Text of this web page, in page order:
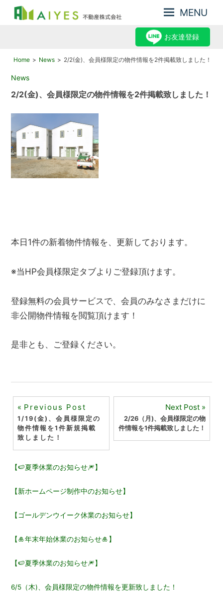
動
株
式
が
み、
か
却
力
が
あ
る
MENU
お友達登録
Home News 2/2(金)、会員様限定の物件情報を2件掲載致しました！
2024年2月2日
News
2/2(金)、会員様限定の物件情報を2件掲載致しました！
本日1件の新着物件情報を、更新しております。
※当HP会員様限定タブよりご登録頂けます。
登録無料の会員サービスで、会員のみなさまだけに
非公開物件情報を閲覧頂けます！
是非とも、ご登録ください。
投
稿
ナ
ビ
シ
ョ
ン
Previous Post
1/19(金)、会員様限定の
物件情報を1件新規掲載
致しました！
Next Post
2/26（月)、会員様限定の物
件情報を1件掲載致しました！
【🍉夏季休業のお知らせ🎆】
【新ホームページ制作中のお知らせ】
【ゴールデンウイーク休業のお知らせ】
【🎍年末年始休業のお知らせ🎍】
【🍉夏季休業のお知らせ🎆】
6/5（木)、会員様限定の物件情報を更新致しました！